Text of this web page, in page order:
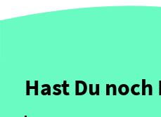
Hast Du noch